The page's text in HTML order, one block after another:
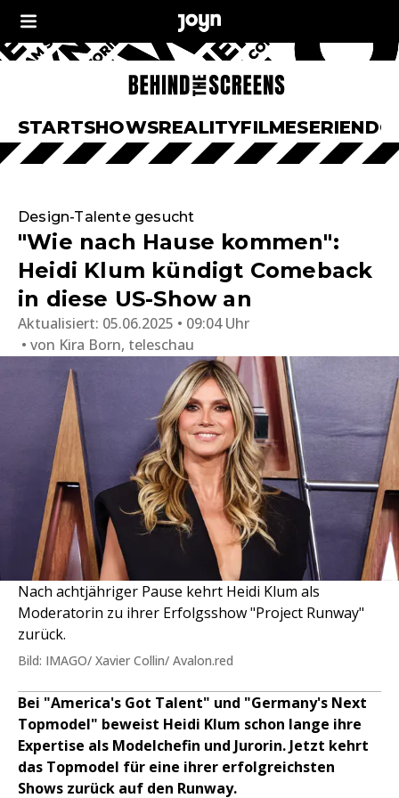
STARTSHOWSREALITYFILMESERIEN
Design-Talente gesucht
"Wie nach Hause kommen":
Heidi Klum kündigt Comeback
in diese US-Show an
Aktualisiert: 05.06.2025 • 09:04 Uhr
von Kira Born, teleschau
Nach achtjähriger Pause kehrt Heidi Klum als
Moderatorin zu ihrer Erfolgsshow "Project Runway"
zurück.
Bild: IMAGO/ Xavier Collin/ Avalon.red
Bei "America's Got Talent" und "Germany's Next
Topmodel" beweist Heidi Klum schon lange ihre
Expertise als Modelchefin und Jurorin. Jetzt kehrt
das Topmodel für eine ihrer erfolgreichsten
Shows zurück auf den Runway.